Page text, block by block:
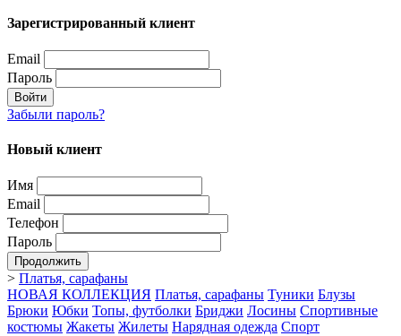
Зарегистрированный клиент
Email
Пароль
Войти
Забыли пароль?
Новый клиент
Имя
Email
Телефон
Пароль
Продолжить
> Платья, сарафаны
НОВАЯ КОЛЛЕКЦИЯ Платья, сарафаны Туники Блузы
Брюки Юбки Топы, футболки Бриджи Лосины Спортивные
костюмы Жакеты Жилеты Нарядная одежда Спорт